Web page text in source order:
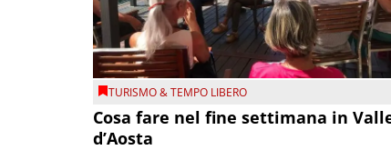
TURISMO & TEMPO LIBERO
Cosa fare nel fine settimana in
d’Aosta